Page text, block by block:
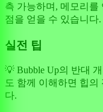
측 가능하며, 메모리를
점을 얻을 수 있습니다.
실전 팁
💡 Bubble Up의 반대
도 함께 이해하면 힙의
다.